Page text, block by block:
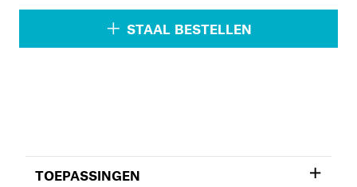
STAAL BESTELLEN
TOEPASSINGEN